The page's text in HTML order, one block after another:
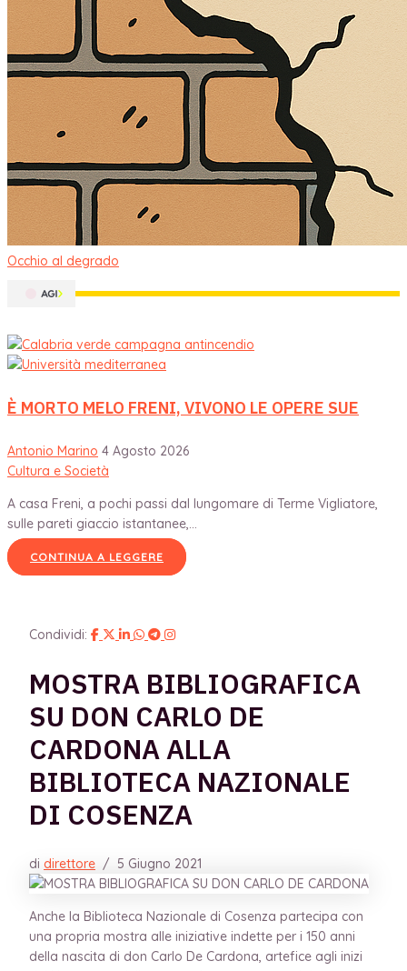
Occhio al degrado
È MORTO MELO FRENI, VIVONO LE OPERE SUE
Antonio Marino 4 Agosto 2026
Cultura e Società
A casa Freni, a pochi passi dal lungomare di Terme Vigliatore,
sulle pareti giaccio istantanee,...
CONTINUA A LEGGERE
Condividi:
MOSTRA BIBLIOGRAFICA
SU DON CARLO DE
CARDONA ALLA
BIBLIOTECA NAZIONALE
DI COSENZA
di direttore / 5 Giugno 2021
Anche la Biblioteca Nazionale di Cosenza partecipa con
una propria mostra alle iniziative indette per i 150 anni
della nascita di don Carlo De Cardona, artefice agli inizi